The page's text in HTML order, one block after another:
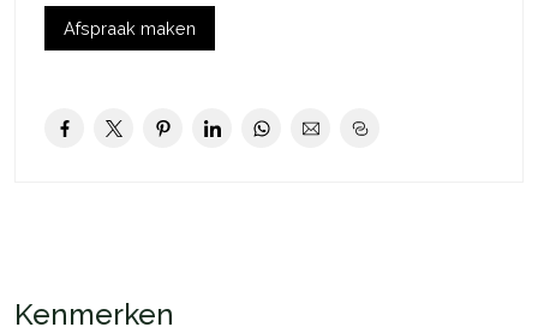
Afspraak maken
Kenmerken